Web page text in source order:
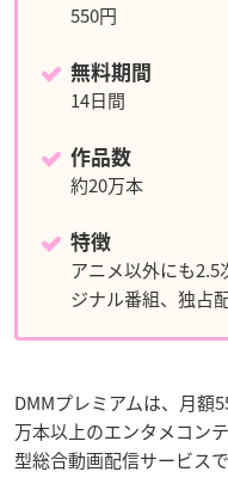
550円
無料期間
14日間
作品数
約20万本
特徴
アニメ以外にも2.5
ジナル番組、独占
DMMプレミアムは、月額
万本以上のエンタメコン
型総合動画配信サービスで